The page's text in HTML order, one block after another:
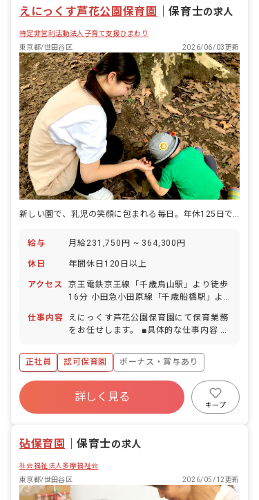
産前6週） ■母子保健健診休暇 ■妊娠症
状対応休暇 ■妊産婦通勤休暇 ■育児休業
（取得職員多数） ■介護休業（取得職員
多数） ・休日について 年間休日117日
～126日 ※変形労働時間制の適用によ
り、年間休日は勤務割表によって変動し
ます。 （2025年度休日：勤務時間7.5H
／日＝117日 7.75H／日＝126日）
えにっくす芦花公園保育園 ｜保育士の求人
特定非営利活動法人子育て支援ひまわり
東京都/世田谷区
2026/06/03更新
新しい園で、乳児の笑顔に包まれる毎日。年休125日で自分時間も大切に。
給与 月給231,750円 ~ 364,300円
休日 年間休日120日以上
アクセス
京王電鉄京王線「千歳烏山駅」より徒歩
16分 小田急小田原線「千歳船橋駅」よ
仕事内容
えにっくす芦花公園保育園にて保育業務
をお任せします。 ■具体的な仕事内容 ・
の立案企画運営 ・保護者対応 ・その他
保育園業務全般
正社員 認可保育園
ボーナス・賞与あり
年間休日120日以上
寮・住宅・家賃補助あり
社会保険完備
残業少なめ
詳しく見る
キープ
砧保育園 ｜保育士の求人
社会福祉法人多摩福祉会
東京都/世田谷区
2026/05/12更新